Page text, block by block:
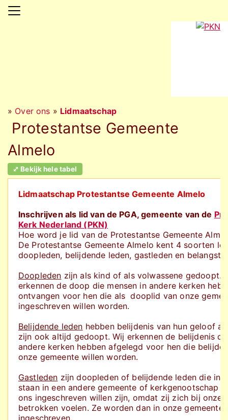
» Over ons » Lidmaatschap
Protestantse Gemeente
Almelo
⤢ Bekijk hele tabel
Lidmaatschap Protestantse Gemeente Almelo
Inschrijven als lid van de PGA, gemeente van de
Kerk Nederland (PKN)
Hoe word je lid van de Protestantse Gemeente
De Protestantse Gemeente Almelo kent 4 soorten
doopleden, belijdende leden, gastleden en
Doopleden zijn als kind of als volwassene gedoopt.
erkennen de doop die mensen in andere kerken
ontvangen voor hen die als dooplid van onze
ingeschreven willen worden.
Belijdende leden hebben belijdenis van hun geloof
zijn ook altijd gedoopt. Wij erkennen de belijdenis
andere kerken hebben afgelegd voor hen die
onze gemeente willen worden.
Gastleden zijn doopleden of belijdende leden die
staan in een andere gemeente of kerkgenootschap
ons ingeschreven willen zijn, omdat zij zich bij onze
betrokken voelen. Ze worden dan in onze gemeente
ingeschreven.